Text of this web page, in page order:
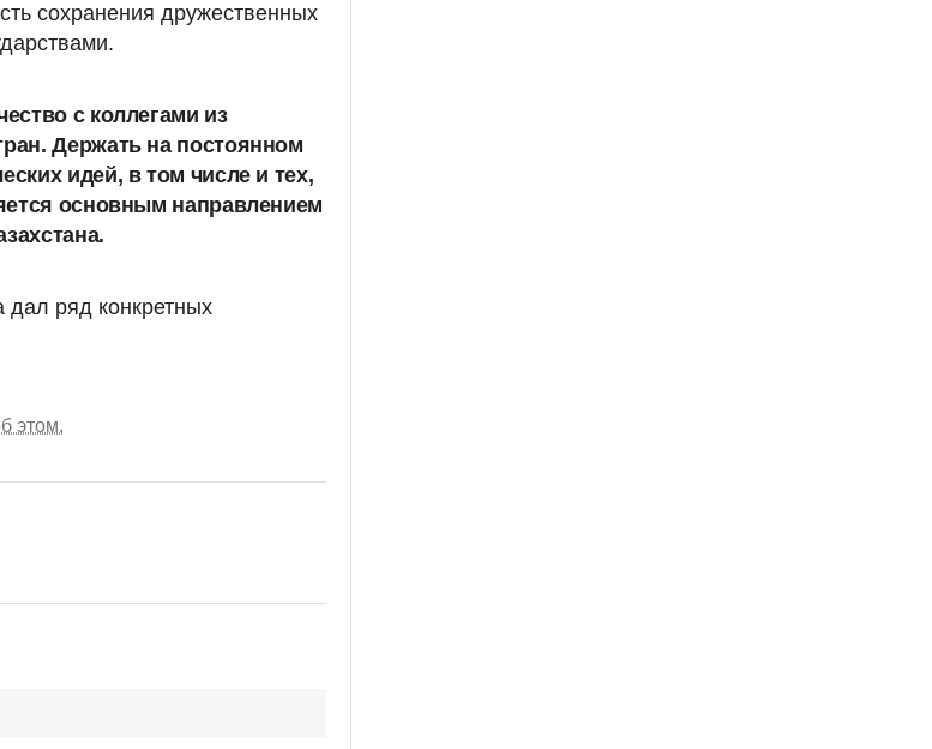
сохранения дружественных
с коллегами из
Держать на постоянном
идей, в том числе и тех,
основным направлением
дал ряд конкретных
этом.